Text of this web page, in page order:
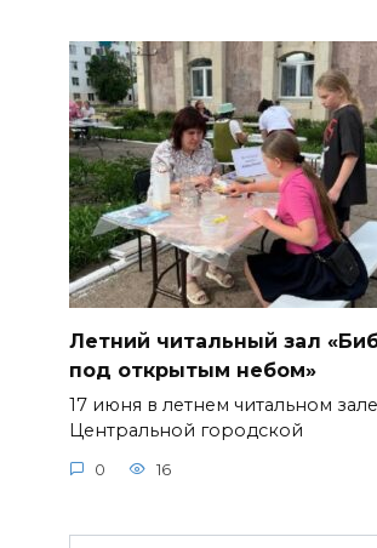
Летний читальный зал
под открытым небом»
17 июня в летнем читальном зале
Центральной городской
0 16